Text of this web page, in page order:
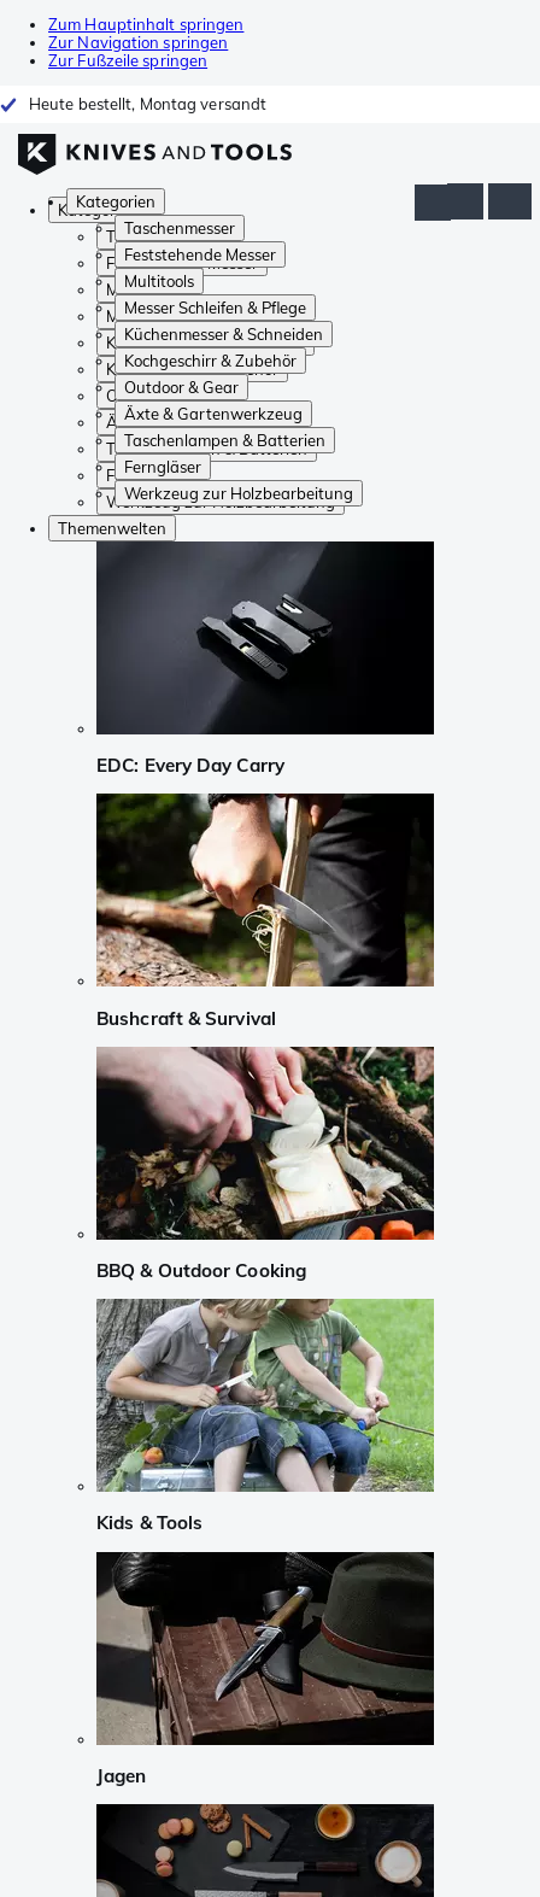
Zum Hauptinhalt springen
Zur Navigation springen
Zur Fußzeile springen
Heute bestellt, Montag versandt
Kategorien
Taschenmesser
Feststehende Messer
Multitools
Messer Schleifen & Pflege
Küchenmesser & Schneiden
Kochgeschirr & Zubehör
Outdoor & Gear
Äxte & Gartenwerkzeug
Taschenlampen & Batterien
Ferngläser
Werkzeug zur Holzbearbeitung
Kategorien
Taschenmesser
Feststehende Messer
Multitools
Messer Schleifen & Pflege
Küchenmesser & Schneiden
Kochgeschirr & Zubehör
Outdoor & Gear
Äxte & Gartenwerkzeug
Taschenlampen & Batterien
Ferngläser
Werkzeug zur Holzbearbeitung
Themenwelten
EDC: Every Day Carry
Bushcraft & Survival
BBQ & Outdoor Cooking
Kids & Tools
Jagen